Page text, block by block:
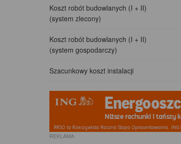
Koszt robót budowlanych (I + II)
(system zlecony)
Koszt robót budowlanych (I + II)
(system gospodarczy)
Szacunkowy koszt instalacji
REKLAMA